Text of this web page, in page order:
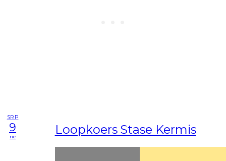
SRP
9
ne Loopkoers Stase Kermis